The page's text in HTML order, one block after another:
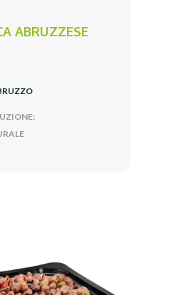
ABRUZZESE